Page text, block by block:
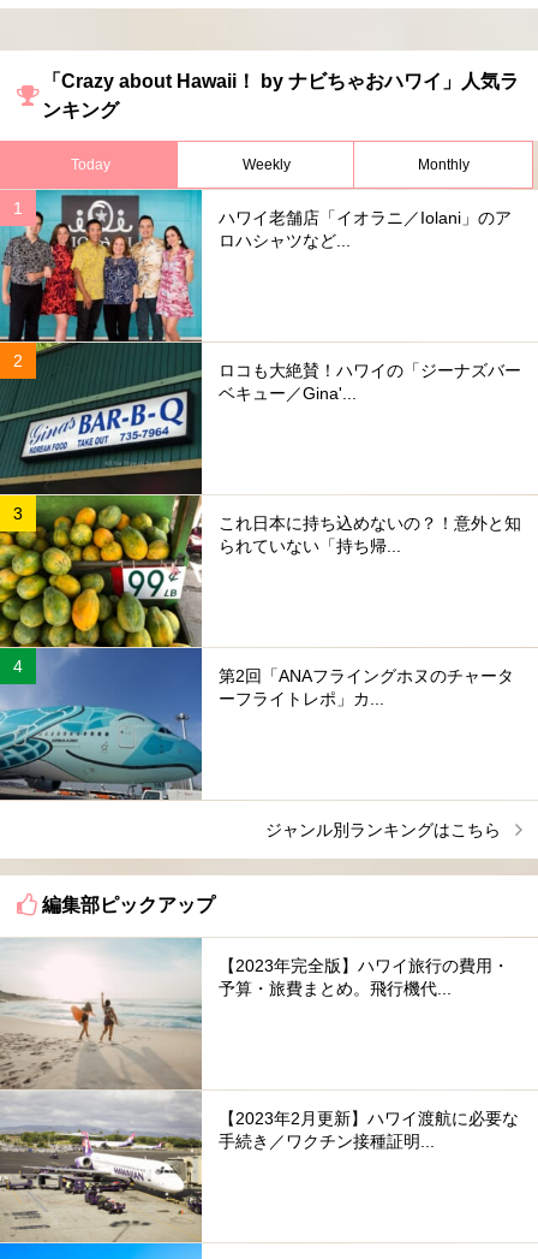
「Crazy about Hawaii！ by ナビちゃおハワイ」人気ラ
ンキング
Today Weekly Monthly
ハワイ老舗店「イオラニ／Iolani」のア
ロハシャツなど...
ロコも大絶賛！ハワイの「ジーナズバー
ベキュー／Gina'...
これ日本に持ち込めないの？！意外と知
られていない「持ち帰...
第2回「ANAフライングホヌのチャータ
ーフライトレポ」カ...
ジャンル別ランキングはこちら
編集部ピックアップ
【2023年完全版】ハワイ旅行の費用・
予算・旅費まとめ。飛行機代...
【2023年2月更新】ハワイ渡航に必要な
手続き／ワクチン接種証明...